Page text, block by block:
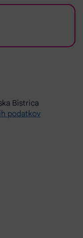
Bistrica
podatkov